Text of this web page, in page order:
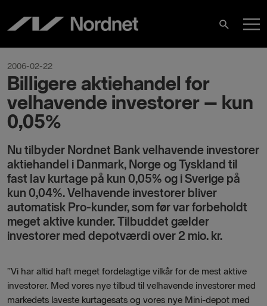
content
Search
2006-02-22
Billigere aktiehandel for
velhavende investorer – kun
0,05%
Nu tilbyder Nordnet Bank velhavende investorer
aktiehandel i Danmark, Norge og Tyskland til
fast lav kurtage på kun 0,05% og i Sverige på
kun 0,04%. Velhavende investorer bliver
automatisk Pro-kunder, som før var forbeholdt
meget aktive kunder. Tilbuddet gælder
investorer med depotværdi over 2 mio. kr.
”Vi har altid haft meget fordelagtige vilkår for de mest aktive
investorer. Med vores nye tilbud til velhavende investorer med
markedets laveste kurtagesats og vores nye Mini-depot med